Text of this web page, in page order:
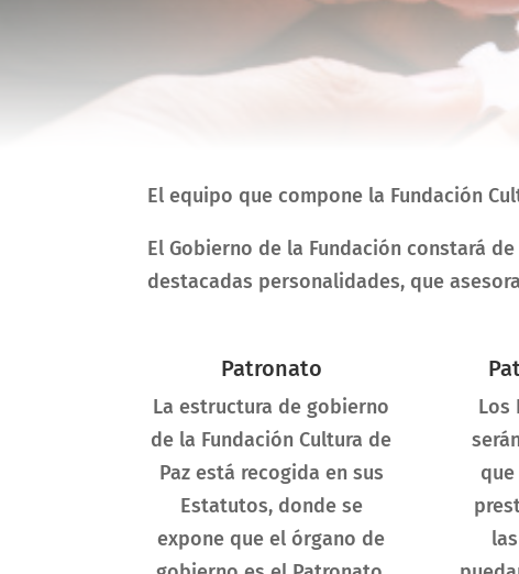
El equipo que compone la Fundación
El Gobierno de la Fundación constará
destacadas personalidades, que
Patronato
La estructura de gobierno
de la Fundación Cultura de
Paz está recogida en sus
Estatutos, donde se
expone que el órgano de
Los